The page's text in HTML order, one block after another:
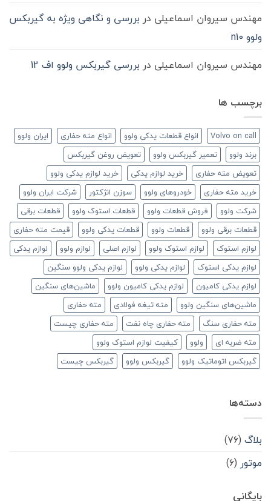
مهندس سیروان اسماعیلی در بررسی و نگاهی ویژه به گیربکس
ولوو n10
مهندس سیروان اسماعیلی در بررسی گیربکس ولوو اف 12
برچسب ها
Volvo on call انواع قطعات یدکی ولوو انواع مته حفاری
ایران ولوو
برند ولوو
تعمیر گیربکس ولوو
تعویض روغن گیربکس
تعویض مته حفاری
خرید لوازم یدکی
خرید لوازم یدکی ولوو
خرید مته حفاری
خودروهای ولوو سوزن انژکتور
شرکت ایران ولوو
شرکت ولوو
فروش قطعات ولوو قطعات استوک ولوو
قطعات برقی
قطعات برقی ولوو
قطعات ولوو قطعات یدکی ولوو
قیمت مته حفاری
لوازم استوک
لوازم استوک ولوو لوازم اصلی لوازم ولوو
لوازم یدکی
لوازم یدکی استوک
لوازم یدکی ولوو
لوازم یدکی ولوو سنگین
لوازم یدکی کامیون
لوازم یدکی کامیون ولوو
ماشین‌های سنگین
ماشین‌های سنگین ولوو
مته تیغه فولادی
مته حفاری
مته حفاری سنگ
مته حفاری چاه نفت
مته حفاری چیست
مته ضربه ای
ولوو
کیفیت لوازم استوک ولوو
گیربکس اتوماتیک ولوو
گیربکس ولوو گیربکس چیست
دسته‌ها
بلاگ (۷۶)
موتور (۶)
بایگانی